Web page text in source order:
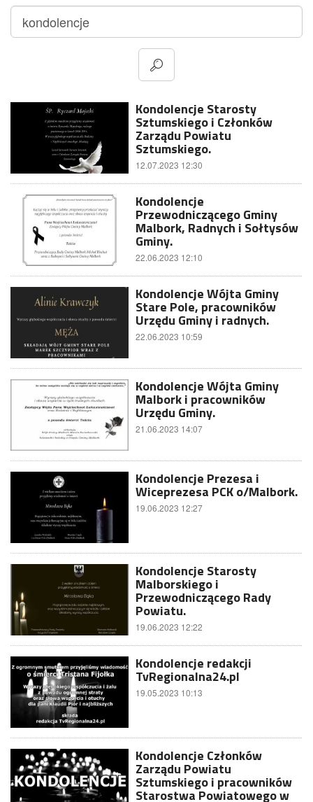
Kondolencje Starosty
Sztumskiego i Członków
Zarządu Powiatu
Sztumskiego.
12.07.2023 12:30
Kondolencje
Przewodniczącego Gminy
Malbork, Radnych i Sołtysów
Gminy.
22.06.2023 12:10
Kondolencje Wójta Gminy
Stare Pole, pracowników
Urzędu Gminy i radnych.
22.06.2023 10:59
Kondolencje Wójta Gminy
Malbork i pracowników
Urzędu Gminy.
21.06.2023 14:07
Kondolencje Prezesa i
Wiceprezesa PCK o/Malbork.
19.06.2023 12:27
Kondolencje Starosty
Malborskiego i
Przewodniczącego Rady
Powiatu.
19.06.2023 12:22
Kondolencje redakcji
TvRegionalna24.pl
19.05.2023 10:13
Kondolencje Członków
Zarządu Powiatu
Sztumskiego i pracowników
Starostwa Powiatowego w